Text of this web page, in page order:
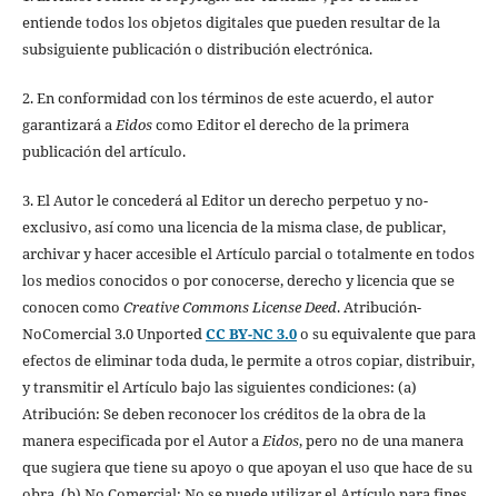
entiende todos los objetos digitales que pueden resultar de la
subsiguiente publicación o distribución electrónica.
2. En conformidad con los términos de este acuerdo, el autor
garantizará aEidoscomo Editor el derecho de la primera
publicación del artículo.
3. El Autor le concederá al Editor un derecho perpetuo y no-
exclusivo, así como una licencia de la misma clase, de publicar,
archivar y hacer accesible el Artículo parcial o totalmente en todos
los medios conocidos o por conocerse, derecho y licencia que se
conocen como Creative Commons License Deed. Atribución-
NoComercial 3.0 UnportedCC BY-NC 3.0o su equivalente que para
efectos de eliminar toda duda, le permite a otros copiar, distribuir,
y transmitir el Artículo bajo las siguientes condiciones: (a)
Atribución: Se deben reconocer los créditos de la obra de la
manera especificada por el Autor aEidos, pero no de una manera
que sugiera que tiene su apoyo o que apoyan el uso que hace de su